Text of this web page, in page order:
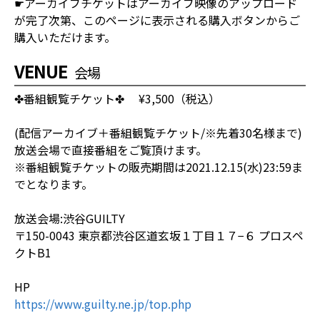
が完了次第、このページに表示される購入ボタンからご
購入いただけます。
VENUE 会場
✤番組観覧チケット✤ ¥3,500（税込）
(配信アーカイブ＋番組観覧チケット/※先着30名様まで)
放送会場で直接番組をご覧頂けます。
※番組観覧チケットの販売期間は2021.12.15(水)23:59ま
でとなります。
放送会場:渋谷GUILTY
〒150-0043 東京都渋谷区道玄坂１丁目１７−６ プロスペ
クトB1
HP
https://www.guilty.ne.jp/top.php